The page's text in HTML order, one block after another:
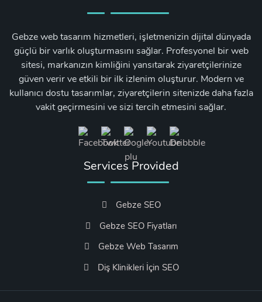
Gebze web tasarım hizmetleri, işletmenizin dijital dünyada
güçlü bir varlık oluşturmasını sağlar. Profesyonel bir web
sitesi, markanızın kimliğini yansıtarak ziyaretçilerinize
güven verir ve etkili bir ilk izlenim oluşturur. Modern ve
kullanıcı dostu tasarımlar, ziyaretçilerin sitenizde daha fazla
vakit geçirmesini ve sizi tercih etmesini sağlar.
Services Provided
Gebze SEO
Gebze SEO Fiyatları
Gebze Web Tasarım
Diş Klinikleri İçin SEO